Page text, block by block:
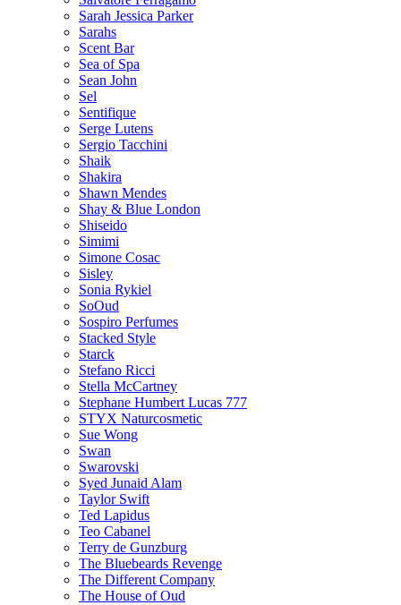
Sarah Jessica Parker
Sarahs
Scent Bar
Sea of Spa
Sean John
Sel
Sentifique
Serge Lutens
Sergio Tacchini
Shaik
Shakira
Shawn Mendes
Shay & Blue London
Shiseido
Simimi
Simone Cosac
Sisley
Sonia Rykiel
SoOud
Sospiro Perfumes
Stacked Style
Starck
Stefano Ricci
Stella McCartney
Stephane Humbert Lucas 777
STYX Naturсosmetic
Sue Wong
Swan
Swarovski
Syed Junaid Alam
Taylor Swift
Ted Lapidus
Teo Cabanel
Terry de Gunzburg
The Bluebeards Revenge
The Different Company
The House of Oud